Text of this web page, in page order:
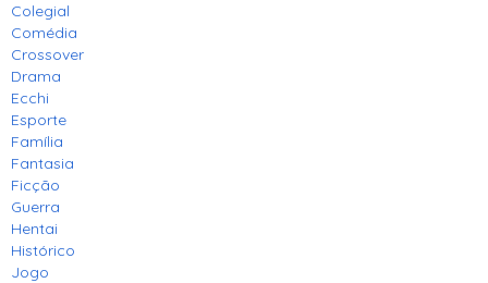
Colegial
Comédia
Crossover
Drama
Ecchi
Esporte
Família
Fantasia
Ficção
Guerra
Hentai
Histórico
Jogo